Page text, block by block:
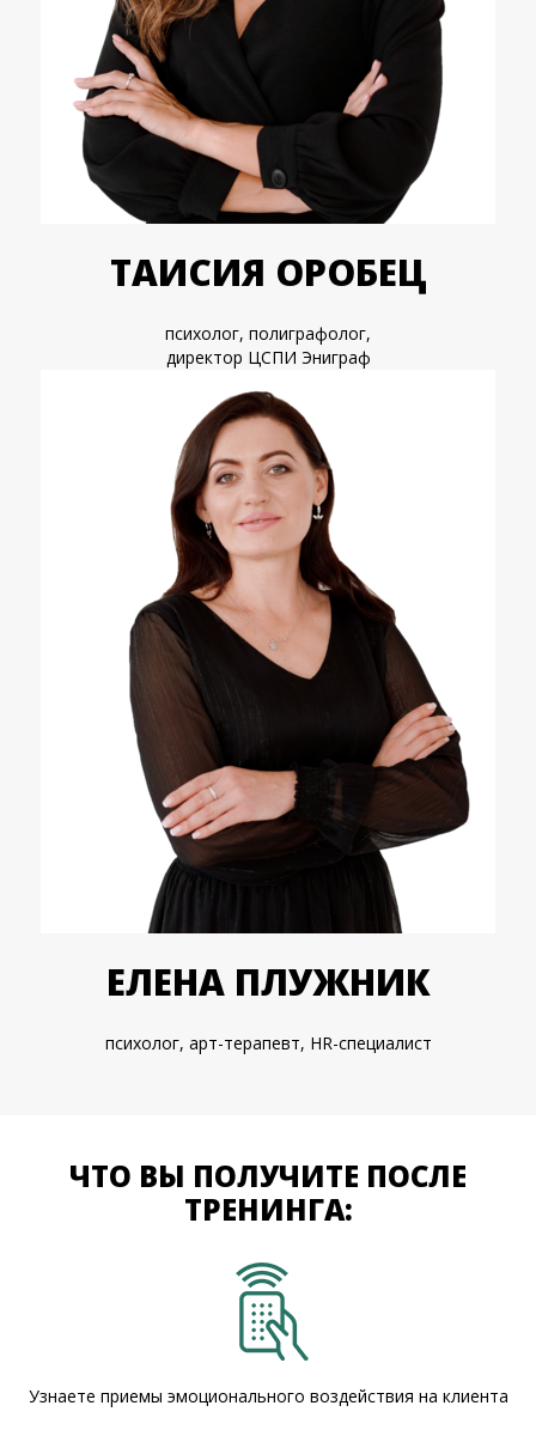
ТАИСИЯ ОРОБЕЦ
психолог, полиграфолог,
директор ЦСПИ Эниграф
ЕЛЕНА ПЛУЖНИК
психолог, арт-терапевт, HR-специалист
ЧТО ВЫ ПОЛУЧИТЕ ПОСЛЕ
ТРЕНИНГА:
Узнаете приемы эмоционального воздействия на клиента